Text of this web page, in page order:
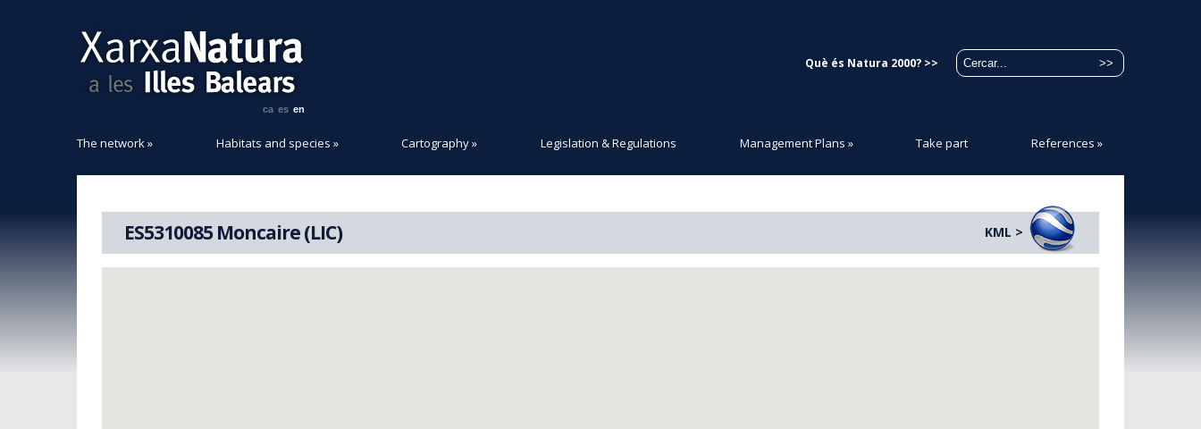
ca es en
Què és Natura 2000? >>
The network» Habitats and species » Cartography» Legislation & Regulations Management Plans » Take part References »
ES5310085 Moncaire (LIC) KML >